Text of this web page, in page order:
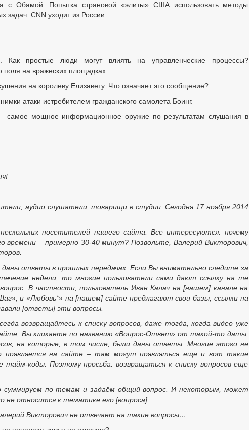
с Обамой. Попытка страновой «элиты» США использовать методы
задач. CNN уходит из России.
простые люди могут влиять на управленческие процессы?
на вражеских площадках.
на королеву Елизавету. Что означает это сообщение?
атаки истребителем гражданского самолета Боинг.
мощное информационное оружие по результатам слушания в
аудио слушатели, товарищи в студии. Сегодня 17 ноября 2014
посетителей нашего сайта. Все интересуются: почему
времени – примерно 30-40 минут? Позвольте, Валерий Викторович,
ответы в прошлых передачах. Если Вы внимательно следите за
недели, то многие пользователи сами дают ссылку на те
В частности, пользователь Иван Калач на [нашем] канале на
и «Любовь*» на [нашем] сайте предлагают свои базы, ссылки на
[ответы] эти вопросы.
возвращайтесь к списку вопросов, даже тогда, когда видео уже
Вы кликаете по названию «Вопрос-Ответ» от такой-то даты,
на которые, в том числе, были даны ответы. Многие этого не
появляется на сайте – там могут появляться еще и вот такие
коды. Поэтому просьба: возвращаться к списку вопросов еще
суммируем по темам и задаём общий вопрос. И некоторым, может
относится к тематике его [вопроса].
Викторович не отвечает на такие вопросы…